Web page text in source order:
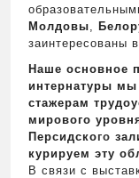
Moлдoвы
заинтересованы
Наше основное
интернатуры
стажерам
мирового
Персидскoго
курируем эту
В связи с